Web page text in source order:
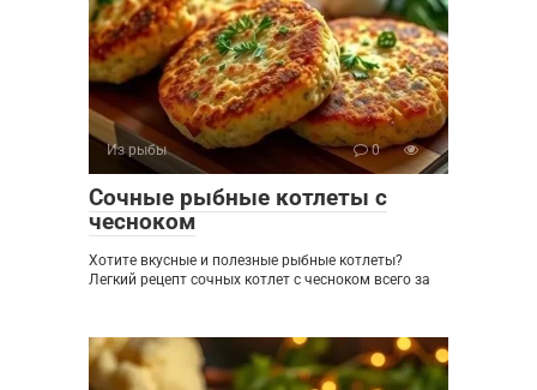
Из рыбы 0
Сочные рыбные котлеты с
чесноком
Хотите вкусные и полезные рыбные котлеты?
Легкий рецепт сочных котлет с чесноком всего за